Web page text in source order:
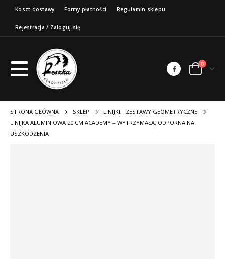
Koszt dostawy Formy płatności Regulamin sklepu
Rejestracja / Zaloguj się
0
STRONA GŁÓWNA SKLEP LINIJKI,
ZESTAWY GEOMETRYCZNE
LINIJKA ALUMINIOWA 20 CM ACADEMY – WYTRZYMAŁA, ODPORNA NA
USZKODZENIA